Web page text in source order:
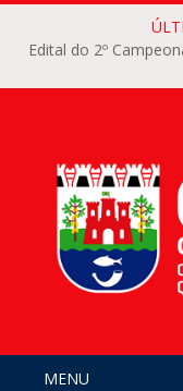
Edital do 2º
MENU